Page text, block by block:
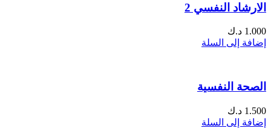
الارشاد النفسي 2
1.000 د.ك
إضافة إلى السلة
الصحة النفسية
1.500 د.ك
إضافة إلى السلة